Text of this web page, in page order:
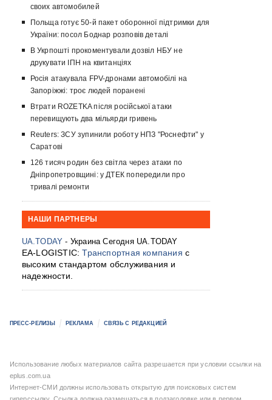
своих автомобилей
Польща готує 50-й пакет оборонної підтримки для
України: посол Боднар розповів деталі
В Укрпошті прокоментували дозвіл НБУ не
друкувати ІПН на квитанціях
Росія атакувала FPV-дронами автомобілі на
Запоріжжі: троє людей поранені
Втрати ROZETKA після російської атаки
перевищують два мільярди гривень
Reuters: ЗСУ зупинили роботу НПЗ "Роснефти" у
Саратові
126 тисяч родин без світла через атаки по
Дніпропетровщині: у ДТЕК попередили про
тривалі ремонти
НАШИ ПАРТНЕРЫ
UA.TODAY - Украина Сегодня UA.TODAY
EA-LOGISTIC:Транспортная компания с
высоким стандартом обслуживания и
надежности.
ПРЕСС-РЕЛИЗЫ РЕКЛАМА СВЯЗЬ С РЕДАКЦИЕЙ
Использование любых материалов сайта разрешается при условии ссылки на
eplus.com.ua
Интернет-СМИ должны использовать открытую для поисковых систем